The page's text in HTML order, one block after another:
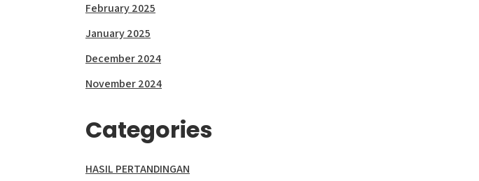
February 2025
January 2025
December 2024
November 2024
Categories
HASIL PERTANDINGAN